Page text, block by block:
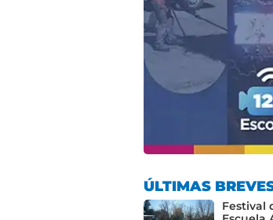
ÚLTIMAS
Festival